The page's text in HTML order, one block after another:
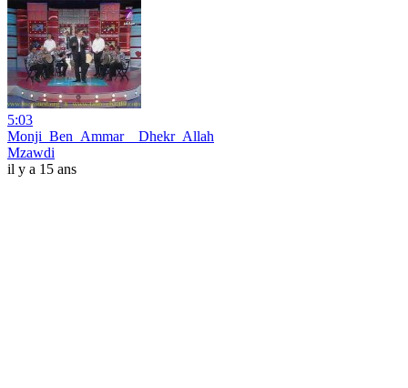
5:03
Monji_Ben_Ammar__Dhekr_Allah
Mzawdi
il y a 15 ans